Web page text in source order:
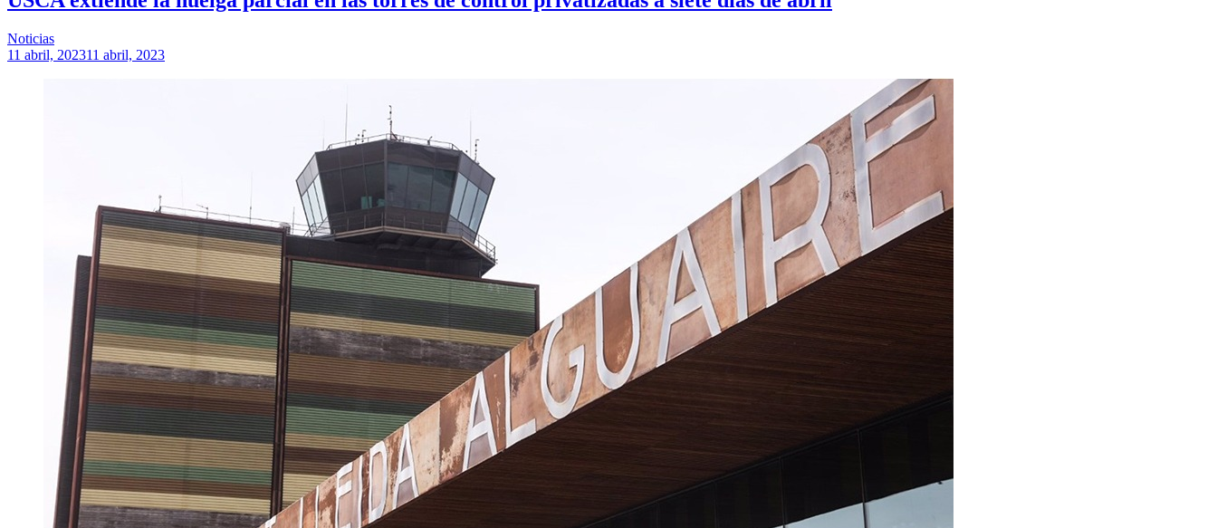
Noticias
11 abril, 202311 abril, 2023